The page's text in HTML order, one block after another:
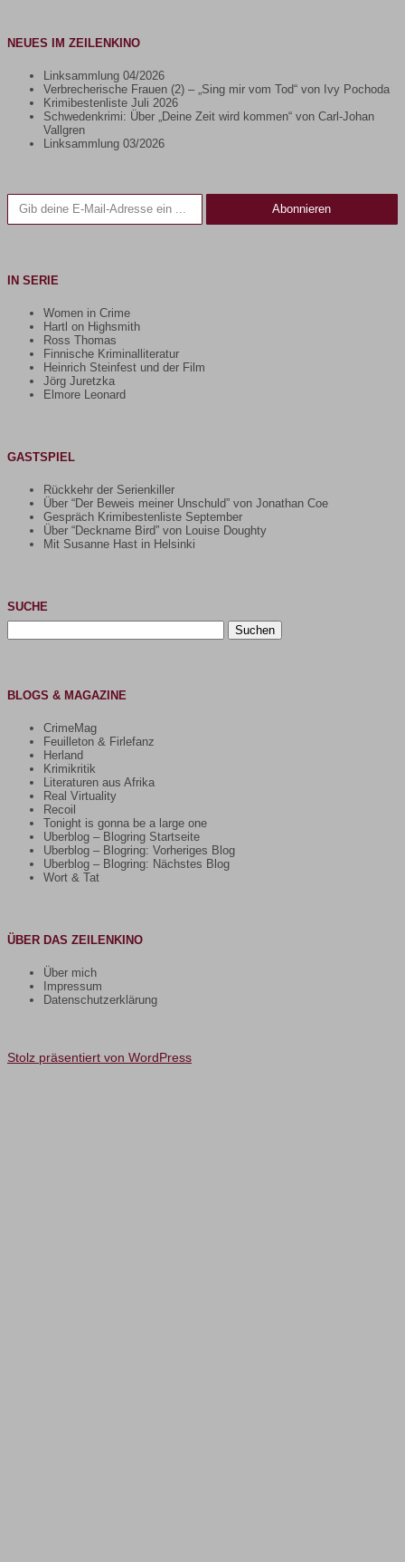
NEUES IM ZEILENKINO
Linksammlung 04/2026
Verbrecherische Frauen (2) – „Sing mir vom Tod“ von Ivy Pochoda
Krimibestenliste Juli 2026
Schwedenkrimi: Über „Deine Zeit wird kommen“ von Carl-Johan
Vallgren
Linksammlung 03/2026
Gib deine E-Mail-Adresse ein ...
Abonnieren
IN SERIE
Women in Crime
Hartl on Highsmith
Ross Thomas
Finnische Kriminalliteratur
Heinrich Steinfest und der Film
Jörg Juretzka
Elmore Leonard
GASTSPIEL
Rückkehr der Serienkiller
Über “Der Beweis meiner Unschuld” von Jonathan Coe
Gespräch Krimibestenliste September
Über “Deckname Bird” von Louise Doughty
Mit Susanne Hast in Helsinki
SUCHE
Suchen
nach:
BLOGS & MAGAZINE
CrimeMag
Feuilleton & Firlefanz
Herland
Krimikritik
Literaturen aus Afrika
Real Virtuality
Recoil
Tonight is gonna be a large one
Uberblog – Blogring Startseite
Uberblog – Blogring: Vorheriges Blog
Uberblog – Blogring: Nächstes Blog
Wort & Tat
ÜBER DAS ZEILENKINO
Über mich
Impressum
Datenschutzerklärung
Stolz präsentiert von WordPress